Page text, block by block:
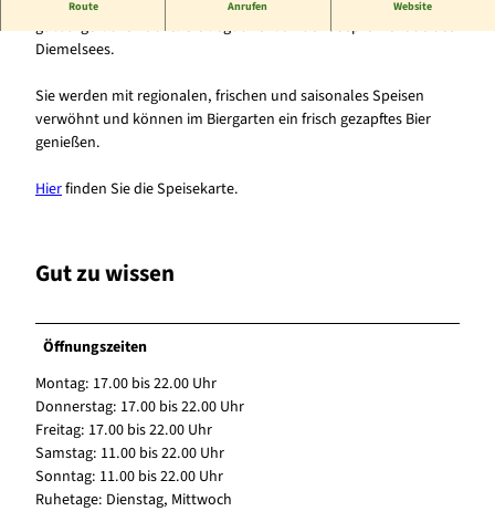
Route Anrufen Website
gutbürgerliche Küche. Sie liegt direkt an der Seepromenade des
Diemelsees.
Sie werden mit regionalen, frischen und saisonales Speisen
verwöhnt und können im Biergarten ein frisch gezapftes Bier
genießen.
Hierfinden Sie die Speisekarte.
Gut zu wissen
Öffnungszeiten
Montag: 17.00 bis 22.00 Uhr
Donnerstag: 17.00 bis 22.00 Uhr
Freitag: 17.00 bis 22.00 Uhr
Samstag: 11.00 bis 22.00 Uhr
Sonntag: 11.00 bis 22.00 Uhr
Ruhetage: Dienstag, Mittwoch